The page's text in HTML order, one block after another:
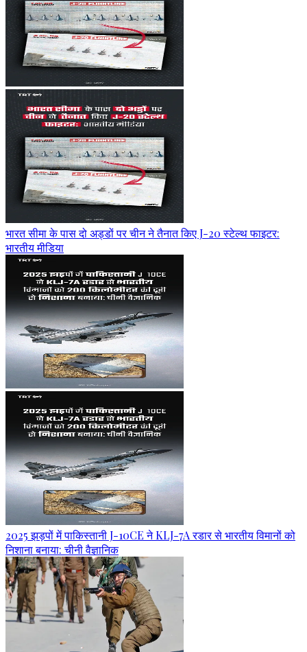
भारत सीमा के पास दो अड्डों पर चीन ने तैनात किए J-20 स्टेल्थ फाइटर:
भारतीय मीडिया
2025 झड़पों में पाकिस्तानी J-10CE ने KLJ-7A रडार से भारतीय विमानों को
निशाना बनाया: चीनी वैज्ञानिक